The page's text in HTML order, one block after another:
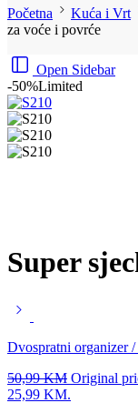
Početna Kuća i Vrt
za voće i povrće
Open Sidebar
-50%Limited
Super
Dvospratni organizer /
50,99KM Original
25,99 KM.